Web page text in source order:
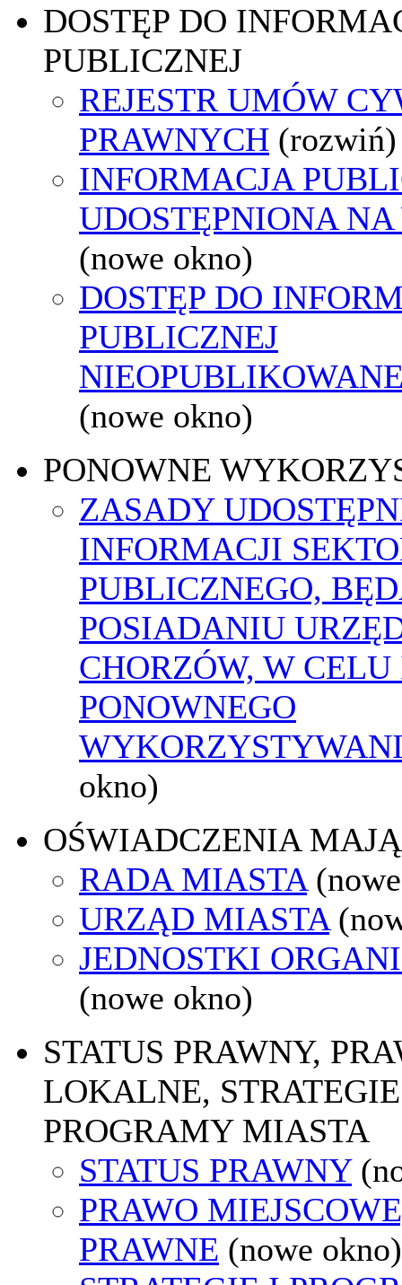
DOSTĘP DO
PUBLICZNEJ
REJESTR UMÓW
PRAWNYCH (rozwiń)
INFORMACJA
UDOSTĘPNIONA
(nowe okno)
DOSTĘP DO
PUBLICZNEJ
(nowe okno)
PONOWNE
ZASADY
INFORMACJI
PUBLICZNEGO,
POSIADANIU
CHORZÓW, W
PONOWNEGO
okno)
OŚWIADCZENIA
RADA MIASTA
URZĄD MIASTA
JEDNOSTKI
(nowe okno)
STATUS PRAWNY,
LOKALNE,
PROGRAMY MIASTA
STATUS PRAWNY
PRAWO
PRAWNE (nowe okno)